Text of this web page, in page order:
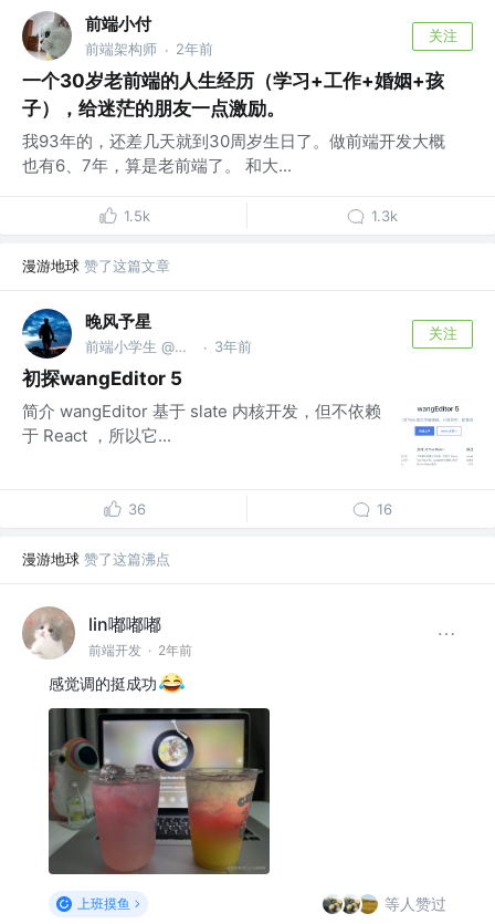
前端小付
前端架构师 · 2年前
关注
一个30岁老前端的人生经历（学习+工作+婚姻+孩
子），给迷茫的朋友一点激励。
我93年的，还差几天就到30周岁生日了。做前端开发大概
也有6、7年，算是老前端了。 和大...
1.5k 1.3k
漫游地球 赞了这篇文章
晚风予星
前端小学生 @前途无限 · 3年前
关注
初探wangEditor 5
简介 wangEditor 基于 slate 内核开发，但不依赖
于 React ，所以它...
36 16
漫游地球 赞了这篇沸点
lin嘟嘟嘟
前端开发 · 2年前
感觉调的挺成功
上班摸鱼 等人赞过